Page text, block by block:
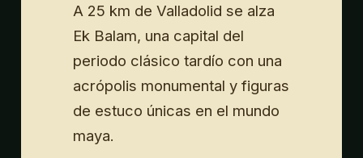
A 25 km de Valladolid se alza
Ek Balam, una capital del
periodo clásico tardío con una
acrópolis monumental y figuras
de estuco únicas en el mundo
maya.